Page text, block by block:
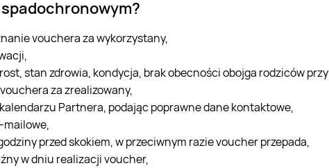
vouchera za wykorzystany,
stan zdrowia, kondycja, brak obecności obojga rodziców przy
za zrealizowany,
Partnera, podając poprawne dane kontaktowe,
mailowe,
przed skokiem, w przeciwnym razie voucher przepada,
w dniu realizacji voucher,